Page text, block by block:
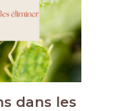
dans les